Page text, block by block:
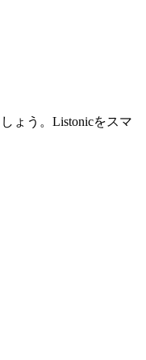
ょう。Listonicをスマ